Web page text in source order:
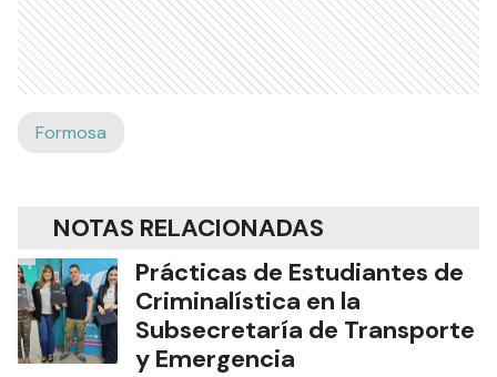
Formosa
NOTAS RELACIONADAS
Prácticas de Estudiantes de
Criminalística en la
Subsecretaría de Transporte
y Emergencia